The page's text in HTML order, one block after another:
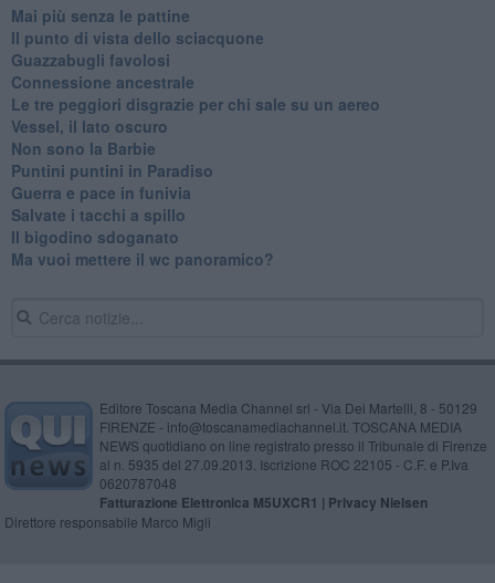
Mai più senza le pattine
Il punto di vista dello sciacquone
Guazzabugli favolosi
Connessione ancestrale
Le tre peggiori disgrazie per chi sale su un aereo
Vessel, il lato oscuro
Non sono la Barbie
Puntini puntini in Paradiso
Guerra e pace in funivia
Salvate i tacchi a spillo
Il bigodino sdoganato
Ma vuoi mettere il wc panoramico?
Editore Toscana Media Channel srl - Via Dei Martelli, 8 - 50129
FIRENZE - info@toscanamediachannel.it. TOSCANA MEDIA
NEWS quotidiano on line registrato presso il Tribunale di Firenze
al n. 5935 del 27.09.2013. Iscrizione ROC 22105 - C.F. e P.Iva
0620787048
Fatturazione Elettronica M5UXCR1 | Privacy Nielsen
Direttore responsabile Marco Migli